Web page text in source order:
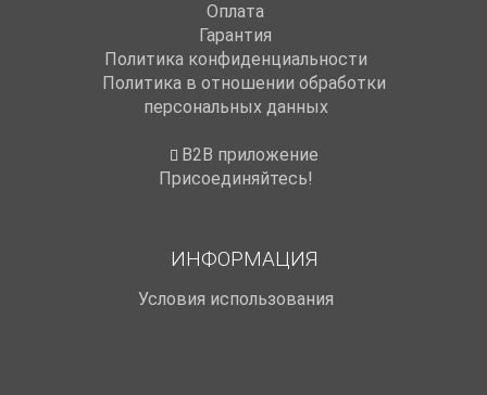
Оплата
Гарантия
Политика конфиденциальности
Политика в отношении обработки
персональных данных
B2B приложение
Присоединяйтесь!
ИНФОРМАЦИЯ
Условия использования